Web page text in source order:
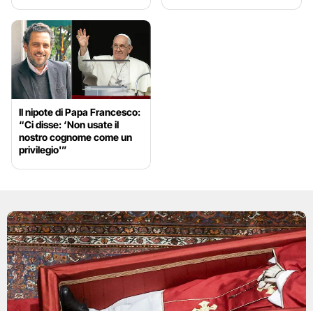
Il nipote di Papa Francesco:
“Ci disse: ‘Non usate il
nostro cognome come un
privilegio'”